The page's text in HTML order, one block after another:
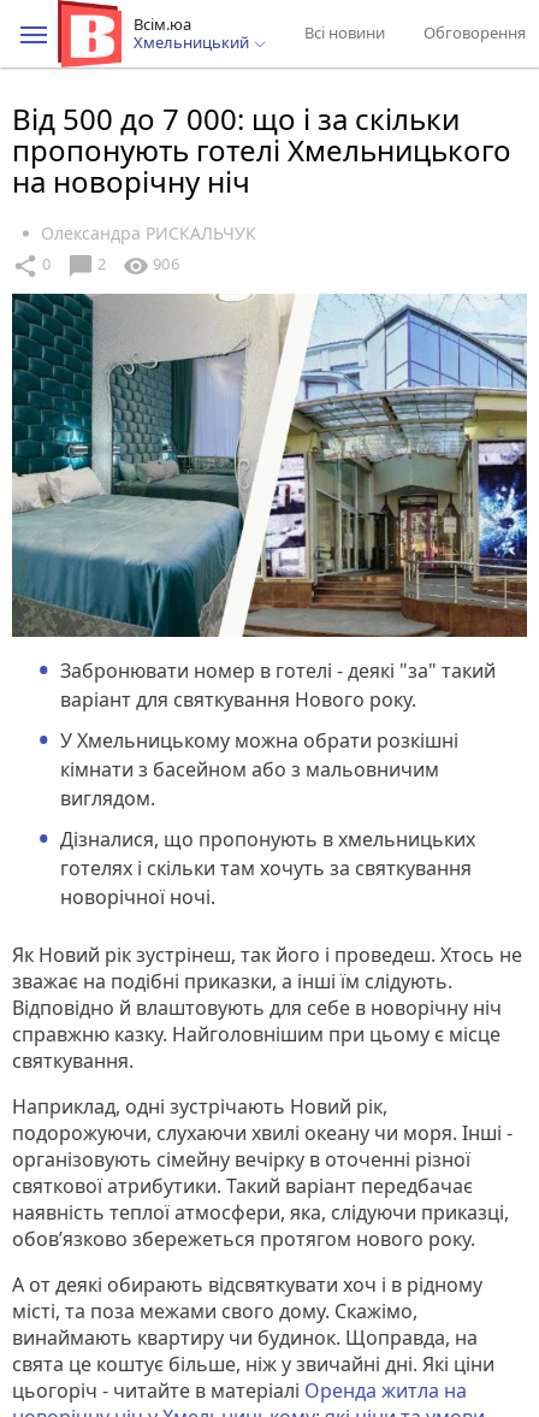
Всім.юа
Хмельницький
Всі новини Обговорення
Від 500 до 7 000: що і за скільки
пропонують готелі Хмельницького
на новорічну ніч
Олександра РИСКАЛЬЧУК
share 0 chat_bubble 2 visibility 906
Забронювати номер в готелі - деякі "за" такий
варіант для святкування Нового року.
У Хмельницькому можна обрати розкішні
кімнати з басейном або з мальовничим
виглядом.
Дізналися, що пропонують в хмельницьких
готелях і скільки там хочуть за святкування
новорічної ночі.
Як Новий рік зустрінеш, так його і проведеш. Хтось не
зважає на подібні приказки, а інші їм слідують.
Відповідно й влаштовують для себе в новорічну ніч
справжню казку. Найголовнішим при цьому є місце
святкування.
Наприклад, одні зустрічають Новий рік,
подорожуючи, слухаючи хвилі океану чи моря. Інші -
організовують сімейну вечірку в оточенні різної
святкової атрибутики. Такий варіант передбачає
наявність теплої атмосфери, яка, слідуючи приказці,
обов’язково збережеться протягом нового року.
А от деякі обирають відсвяткувати хоч і в рідному
місті, та поза межами свого дому. Скажімо,
винаймають квартиру чи будинок. Щоправда, на
свята це коштує більше, ніж у звичайні дні. Які ціни
цьогоріч - читайте в матеріалі Оренда житла на